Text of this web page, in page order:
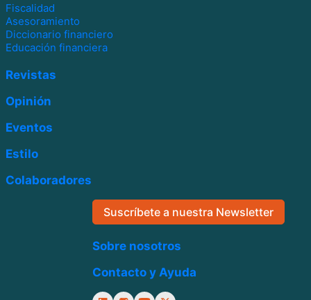
Fiscalidad
Asesoramiento
Diccionario financiero
Educación financiera
Revistas
Opinión
Eventos
Estilo
Colaboradores
Suscríbete a nuestra Newsletter
Sobre nosotros
Contacto y Ayuda